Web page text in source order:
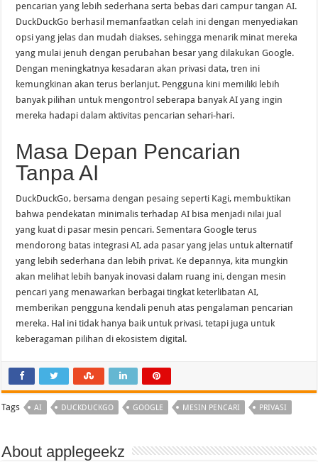
pencarian yang lebih sederhana serta bebas dari campur tangan AI.
DuckDuckGo berhasil memanfaatkan celah ini dengan menyediakan
opsi yang jelas dan mudah diakses, sehingga menarik minat mereka
yang mulai jenuh dengan perubahan besar yang dilakukan Google.
Dengan meningkatnya kesadaran akan privasi data, tren ini
kemungkinan akan terus berlanjut. Pengguna kini memiliki lebih
banyak pilihan untuk mengontrol seberapa banyak AI yang ingin
mereka hadapi dalam aktivitas pencarian sehari-hari.
Masa Depan Pencarian
Tanpa AI
DuckDuckGo, bersama dengan pesaing seperti Kagi, membuktikan
bahwa pendekatan minimalis terhadap AI bisa menjadi nilai jual
yang kuat di pasar mesin pencari. Sementara Google terus
mendorong batas integrasi AI, ada pasar yang jelas untuk alternatif
yang lebih sederhana dan lebih privat. Ke depannya, kita mungkin
akan melihat lebih banyak inovasi dalam ruang ini, dengan mesin
pencari yang menawarkan berbagai tingkat keterlibatan AI,
memberikan pengguna kendali penuh atas pengalaman pencarian
mereka. Hal ini tidak hanya baik untuk privasi, tetapi juga untuk
keberagaman pilihan di ekosistem digital.
Tags AI DUCKDUCKGO GOOGLE MESIN PENCARI PRIVASI
About applegeekz